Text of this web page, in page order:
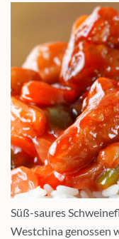
Süß-saures
Westchina genossen